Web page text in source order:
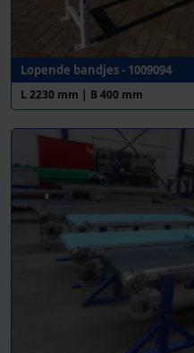
Lopende bandjes - 1009094
L 2230 mm | B 400 mm